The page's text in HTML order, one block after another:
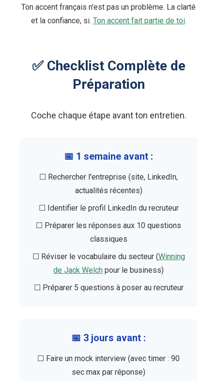
Ton accent français n'est pas un problème. La clarté
et la confiance, si. Ton accent fait partie de toi.
✅ Checklist Complète de
Préparation
Coche chaque étape avant ton entretien.
📅 1 semaine avant :
☐ Rechercher l'entreprise (site, LinkedIn,
actualités récentes)
☐ Identifier le profil LinkedIn du recruteur
☐ Préparer les réponses aux 10 questions
classiques
☐ Réviser le vocabulaire du secteur (Winning
de Jack Welch pour le business)
☐ Préparer 5 questions à poser au recruteur
📅 3 jours avant :
☐ Faire un mock interview (avec timer : 90
sec max par réponse)